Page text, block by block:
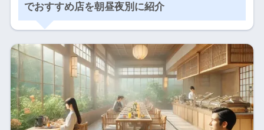
でおすすめ店を朝昼夜別に紹介